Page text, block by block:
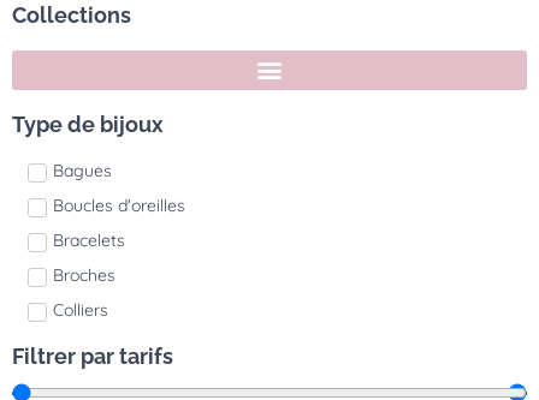
Collections
Type de bijoux
Bagues
Boucles d'oreilles
Bracelets
Broches
Colliers
Filtrer par tarifs